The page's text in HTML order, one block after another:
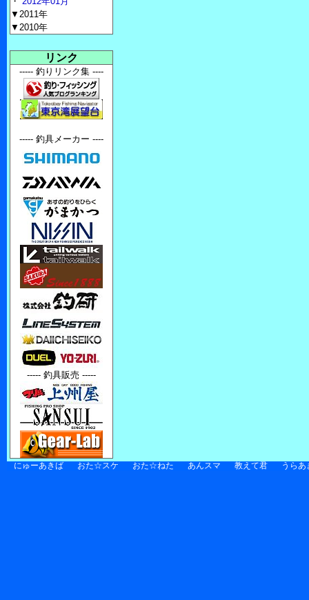
▼2011年
▼2010年
リンク
----- 釣りリンク集 ----
----- 釣具メーカー ----
----- 釣具販売 -----
にゅーあきば おた☆スケ おた☆ねた あんスマ 教えて君 うらあ